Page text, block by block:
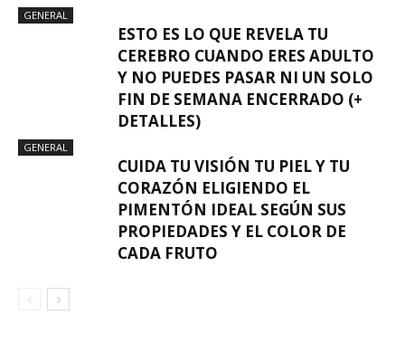
GENERAL
ESTO ES LO QUE REVELA TU
CEREBRO CUANDO ERES ADULTO
Y NO PUEDES PASAR NI UN SOLO
FIN DE SEMANA ENCERRADO (+
DETALLES)
GENERAL
CUIDA TU VISIÓN TU PIEL Y TU
CORAZÓN ELIGIENDO EL
PIMENTÓN IDEAL SEGÚN SUS
PROPIEDADES Y EL COLOR DE
CADA FRUTO